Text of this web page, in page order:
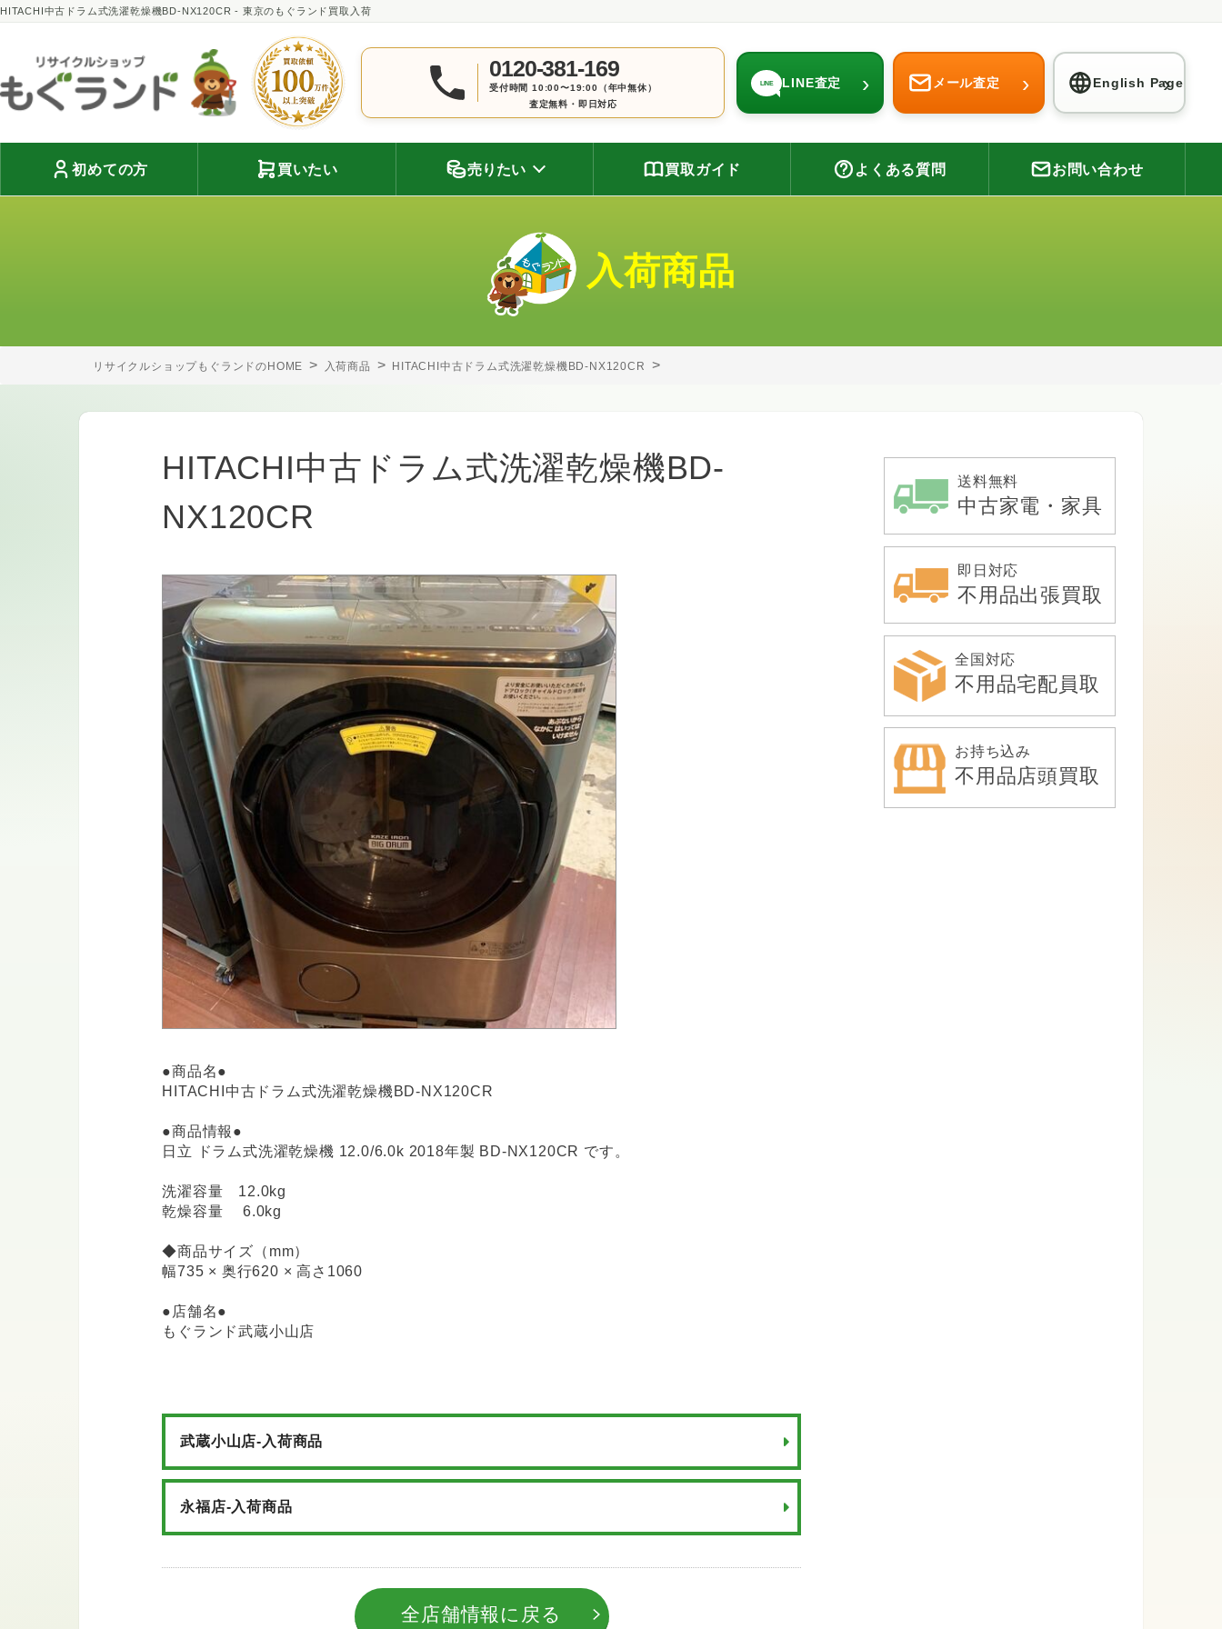
HITACHI中古ドラム式洗濯乾燥機BD-NX120CR - 東京のもぐランド買取入荷
0120-381-169
受付時間 10:00〜19:00（年中無休）
査定無料・即日対応
LINE LINE査定 › メール査定 › English Page
›
初めての方 買いたい 売りたい 買取ガイド よくある質問 お問い合わせ
入荷商品
リサイクルショップもぐランドのHOME 入荷商品 HITACHI中古ドラム式洗濯乾燥機BD-NX120CR
HITACHI中古ドラム式洗濯乾燥機BD-
NX120CR
●商品名●
HITACHI中古ドラム式洗濯乾燥機BD-NX120CR
●商品情報●
日立 ドラム式洗濯乾燥機 12.0/6.0k 2018年製 BD-NX120CR です。
洗濯容量 12.0kg
乾燥容量 6.0kg
◆商品サイズ（mm）
幅735 × 奥行620 × 高さ1060
●店舗名●
もぐランド武蔵小山店
武蔵小山店-入荷商品
永福店-入荷商品
全店舗情報に戻る
送料無料
中古家電・家具
即日対応
不用品出張買取
全国対応
不用品宅配員取
お持ち込み
不用品店頭買取